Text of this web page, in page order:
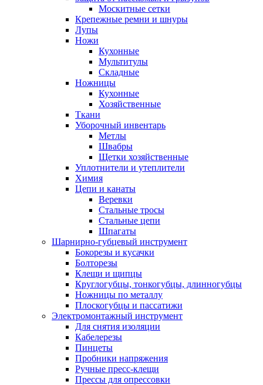
Москитные сетки
Крепежные ремни и шнуры
Лупы
Ножи
Кухонные
Мультитулы
Складные
Ножницы
Кухонные
Хозяйственные
Ткани
Уборочный инвентарь
Метлы
Швабры
Щетки хозяйственные
Уплотнители и утеплители
Химия
Цепи и канаты
Веревки
Стальные тросы
Стальные цепи
Шпагаты
Шарнирно-губцевый инструмент
Бокорезы и кусачки
Болторезы
Клещи и щипцы
Круглогубцы, тонкогубцы, длинногубцы
Ножницы по металлу
Плоскогубцы и пассатижи
Электромонтажный инструмент
Для снятия изоляции
Кабелерезы
Пинцеты
Пробники напряжения
Ручные пресс-клещи
Прессы для опрессовки